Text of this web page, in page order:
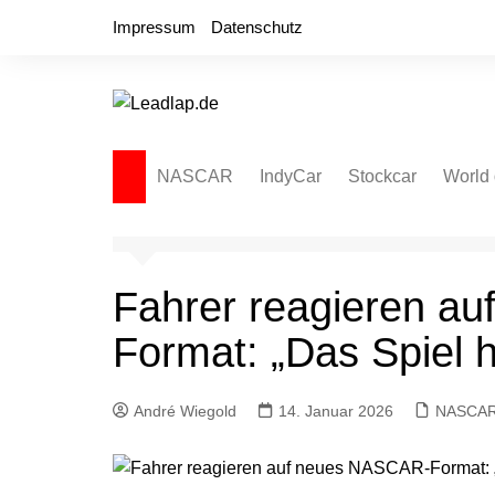
Impressum Datenschutz
NASCAR
NASCAR Truck Series
NASCAR Euro Series
NASCAR Brasil Series
NASCAR Mexico Series
IndyCar Stockcar World
Fahrer reagieren
Format: „Das Spiel
André Wiegold 14. Januar 2026